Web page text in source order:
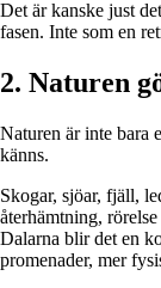
Det är kanske just
fasen. Inte som en
2. Naturen
Naturen är inte bara
känns.
Skogar, sjöar, fjäll,
återhämtning,
Dalarna blir det en
promenader, mer